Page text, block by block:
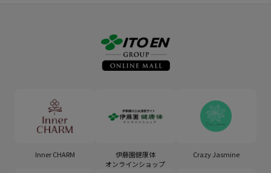
Inner CHARM
伊藤園健康体
オンラインショップ
Crazy Jasmine